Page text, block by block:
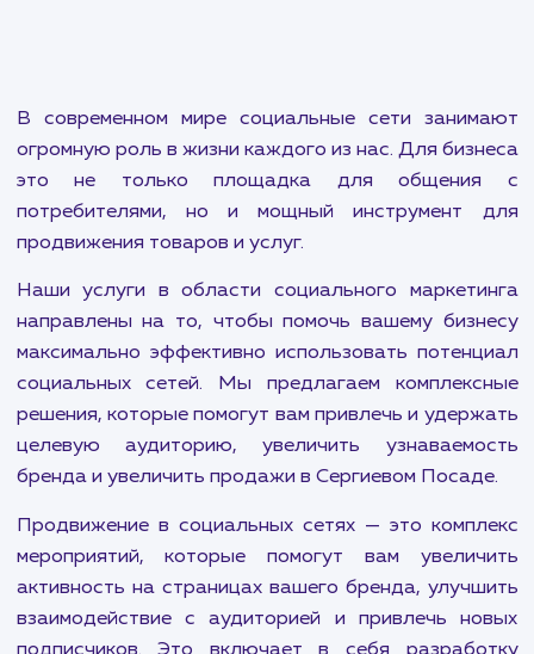
Продвигайте свой Telegram канал и привлекайте
больше подписчиков с нашей помощью.
стратегии и гарантированный результат.
В современном мире социальные сети
огромную роль в жизни каждого из нас. Для
это не только площадка для
потребителями, но и мощный инструмент
продвижения товаров и услуг.
Наши услуги в области социального
направлены на то, чтобы помочь вашему